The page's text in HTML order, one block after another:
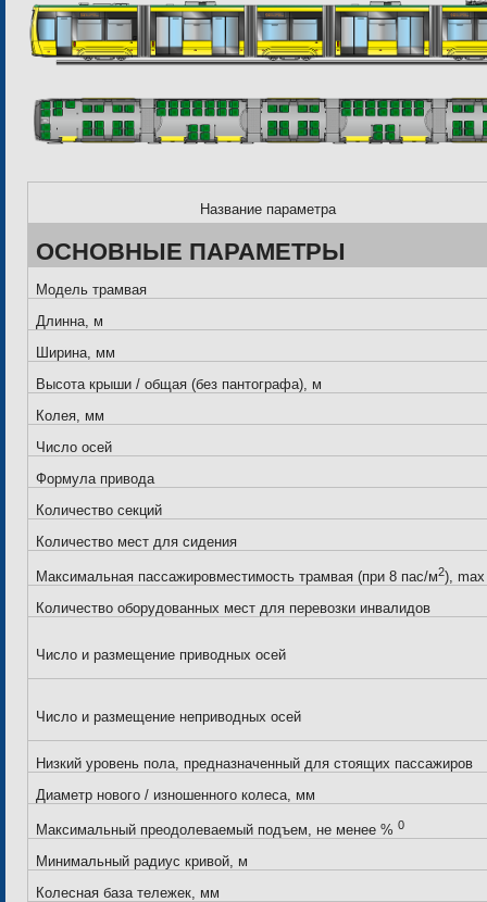
Название параметра
ОСНОВНЫЕ ПАРАМЕТРЫ
Модель трамвая
Длинна, м
Ширина, мм
Высота крыши / общая (без пантографа), м
Колея, мм
Число осей
Формула привода
Количество секций
Количество мест для сидения
Максимальная пассажировместимость трамвая (при 8 пас/м2), max
Количество оборудованных мест для перевозки инвалидов
Число и размещение приводных осей
Число и размещение неприводных осей
Низкий уровень пола, предназначенный для стоящих пассажиров
Диаметр нового / изношенного колеса, мм
Максимальный преодолеваемый подъем, не менее %0
Минимальный радиус кривой, м
Колесная база тележек, мм